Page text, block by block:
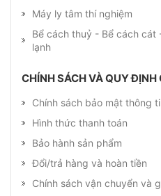
Máy ly tâm thí nghiệm
Bể cách thuỷ - Bể cách cát
lạnh
CHÍNH SÁCH VÀ QUY ĐỊNH
Chính sách bảo mật thông
Hình thức thanh toán
Bảo hành sản phẩm
Đổi/trả hàng và hoàn tiền
Chính sách vận chuyển và